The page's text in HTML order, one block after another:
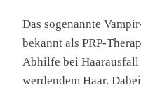
Das sogenannte
bekannt als PRP-
Abhilfe bei Haarausfall
werdendem Haar.